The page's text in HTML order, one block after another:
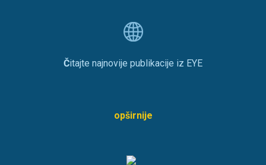
Čitajte najnovije publikacije iz EYE
opširnije